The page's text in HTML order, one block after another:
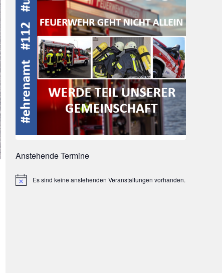
Anstehende Termine
HinweisEs sind keine anstehenden Veranstaltungen vorhanden.